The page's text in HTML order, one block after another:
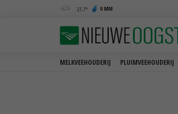
27,7 0 MM
MELKVEEHOUDERIJ PLUIMVEEHOUDERIJ